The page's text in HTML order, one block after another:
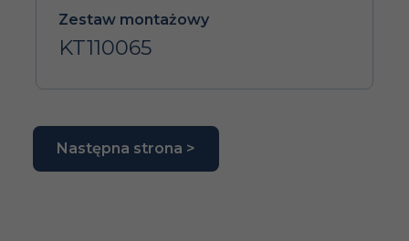
Zestaw montażowy
KT110065
Następna strona >